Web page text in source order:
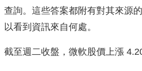
查詢。這些答案都附有對其來源
以看到資訊來自何處。
截至週二收盤，微軟股價上漲